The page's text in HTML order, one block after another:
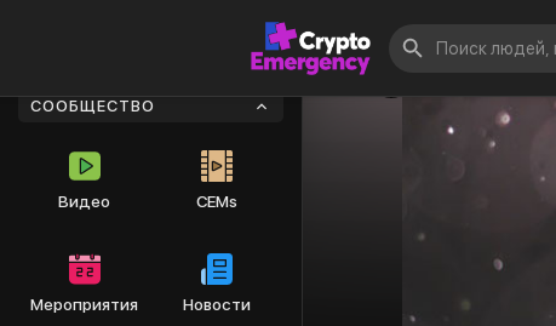
СООБЩЕСТВО
Видео CEMs
Мероприятия Новости